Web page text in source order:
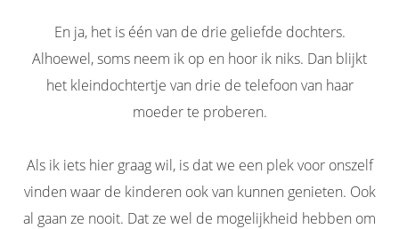
En ja, het is één van de drie geliefde dochters.
Alhoewel, soms neem ik op en hoor ik niks. Dan blijkt
het kleindochtertje van drie de telefoon van haar
moeder te proberen.
Als ik iets hier graag wil, is dat we een plek voor onszelf
vinden waar de kinderen ook van kunnen genieten. Ook
al gaan ze nooit. Dat ze wel de mogelijkheid hebben om